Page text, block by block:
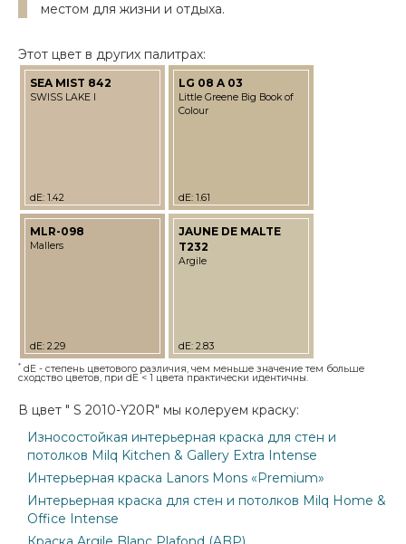
местом для жизни и отдыха.
Этот цвет в других палитрах:
SEA MIST 842
SWISS LAKE I
dE: 1.42
LG 08 A 03
Little Greene Big Book of
Colour
dE: 1.61
MLR-098
Mallers
dE: 2.29
JAUNE DE MALTE
T232
Argile
dE: 2.83
* dE - степень цветового различия, чем меньше значение тем больше
сходство цветов, при dE < 1 цвета практически идентичны.
В цвет " S 2010-Y20R" мы колеруем краску:
Износостойкая интерьерная краска для стен и
потолков Milq Kitchen & Gallery Extra Intense
Интерьерная краска Lanors Mons «Premium»
Интерьерная краска для стен и потолков Milq Home &
Office Intense